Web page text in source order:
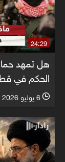
24:29
هل تمهد
الحكم في